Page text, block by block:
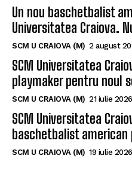
ULTIMELE ȘTIRI
Un nou baschetbalist
Universitatea Craiova.
SCM U CRAIOVA (M) 2 august
SCM Universitatea
playmaker pentru noul
SCM U CRAIOVA (M) 21 iulie 2026
SCM Universitatea
baschetbalist american